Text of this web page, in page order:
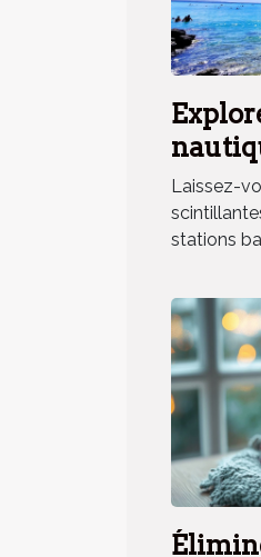
en
Laissez-
stations